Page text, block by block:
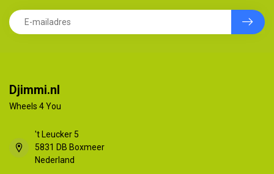
Djimmi.nl
Wheels 4 You
't Leucker 5
5831 DB Boxmeer
Nederland